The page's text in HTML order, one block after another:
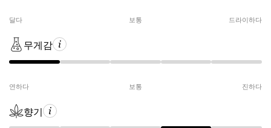
달다 보통 드라이하다
무게감
연하다 보통 진하다
향기